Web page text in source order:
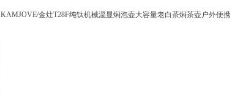
KAMJOVE/金灶T28F纯钛机械温显焖泡壶大容量老白茶焖茶壶户外便携